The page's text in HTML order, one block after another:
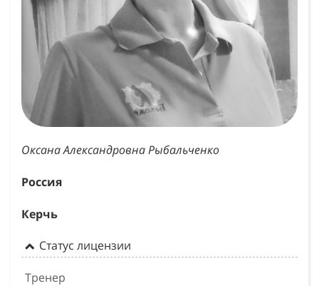
Оксана Александровна Рыбальченко
Россия
Керчь
Статус лицензии
Тренер